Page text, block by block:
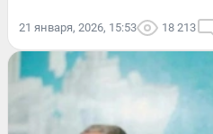
21 января, 2026, 15:53 18 213